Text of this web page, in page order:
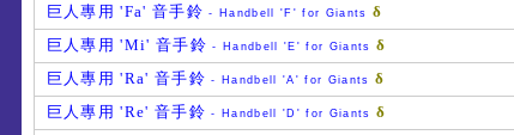
巨人專用 'Fa' 音手鈴 - Handbell 'F' for Giants δ
巨人專用 'Mi' 音手鈴 - Handbell 'E' for Giants δ
巨人專用 'Ra' 音手鈴 - Handbell 'A' for Giants δ
巨人專用 'Re' 音手鈴 - Handbell 'D' for Giants δ